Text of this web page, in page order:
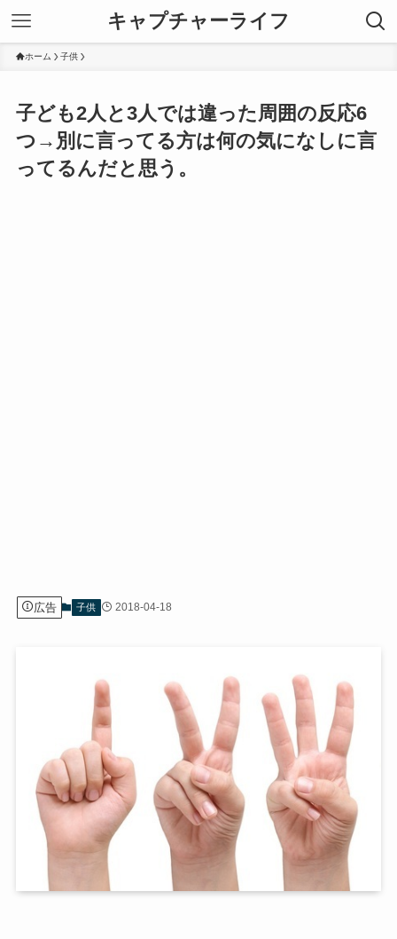
キャプチャーライフ
ホーム 子供
子ども2人と3人では違った周囲の反応6
つ→別に言ってる方は何の気になしに言
ってるんだと思う。
広告 子供 2018-04-18